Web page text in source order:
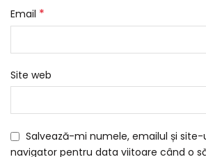
Email *
Site web
Salvează-mi numele, emailul și
navigator pentru data viitoare când o